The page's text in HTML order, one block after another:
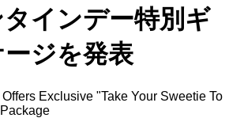
インデー特別ギ
ジを発表
Exclusive "Take Your Sweetie To